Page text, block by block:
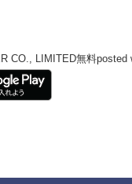
CO., LIMITED無料posted